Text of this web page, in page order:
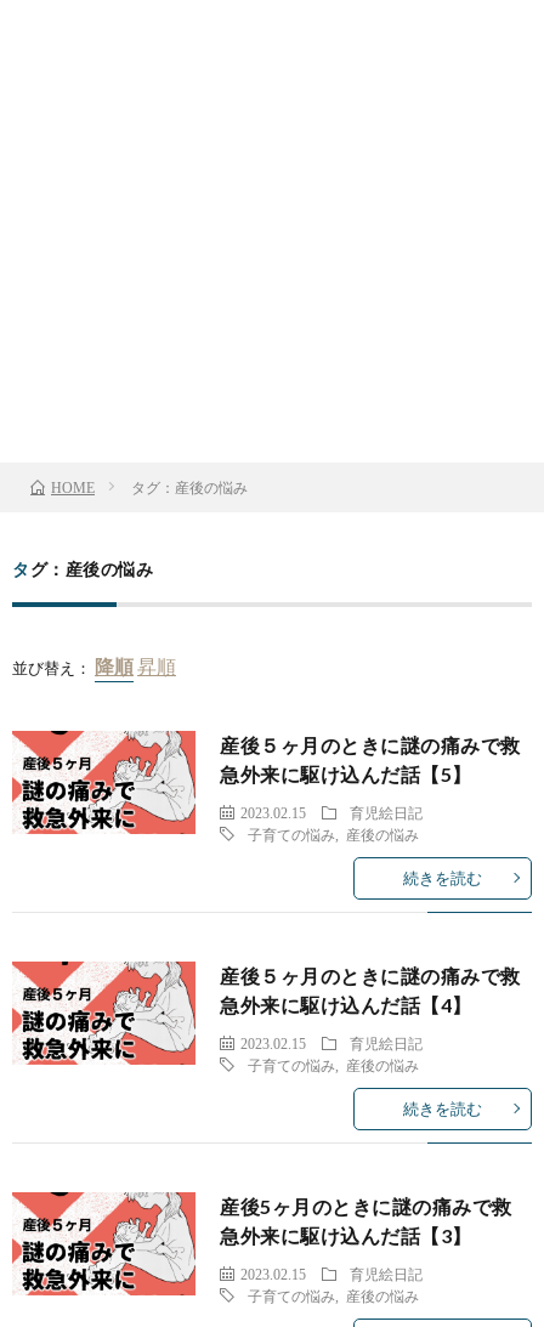
HOME タグ：産後の悩み
タグ：産後の悩み
並び替え：
産後５ヶ月のときに謎の痛みで救
急外来に駆け込んだ話【5】
2023.02.15
育児絵日記
子育ての悩み
産後の悩み
続きを読む
産後５ヶ月のときに謎の痛みで救
急外来に駆け込んだ話【4】
2023.02.15
育児絵日記
子育ての悩み
産後の悩み
続きを読む
産後5ヶ月のときに謎の痛みで救
急外来に駆け込んだ話【3】
2023.02.15
育児絵日記
子育ての悩み
産後の悩み